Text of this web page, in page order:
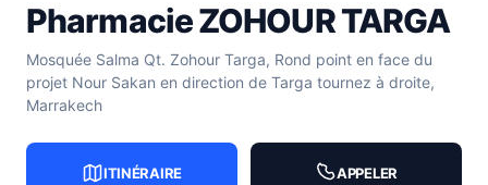
Pharmacie ZOHOUR TARGA
Mosquée Salma Qt. Zohour Targa, Rond point en face du
projet Nour Sakan en direction de Targa tournez à droite,
Marrakech
ITINÉRAIRE APPELER